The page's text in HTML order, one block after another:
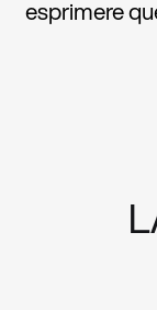
esprimere